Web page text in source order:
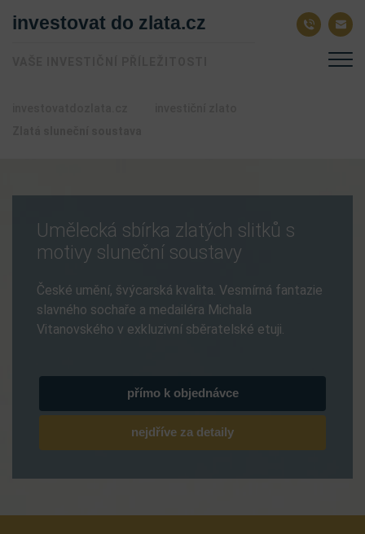
investovat do zlata.cz
Umělecká sbírka zlatých slitků s
motivy sluneční soustavy
České umění, švýcarská kvalita. Vesmírná fantazie
slavného sochaře a medailéra Michala
Vitanovského v exkluzivní sběratelské etuji.
přímo k objednávce
nejdříve za detaily